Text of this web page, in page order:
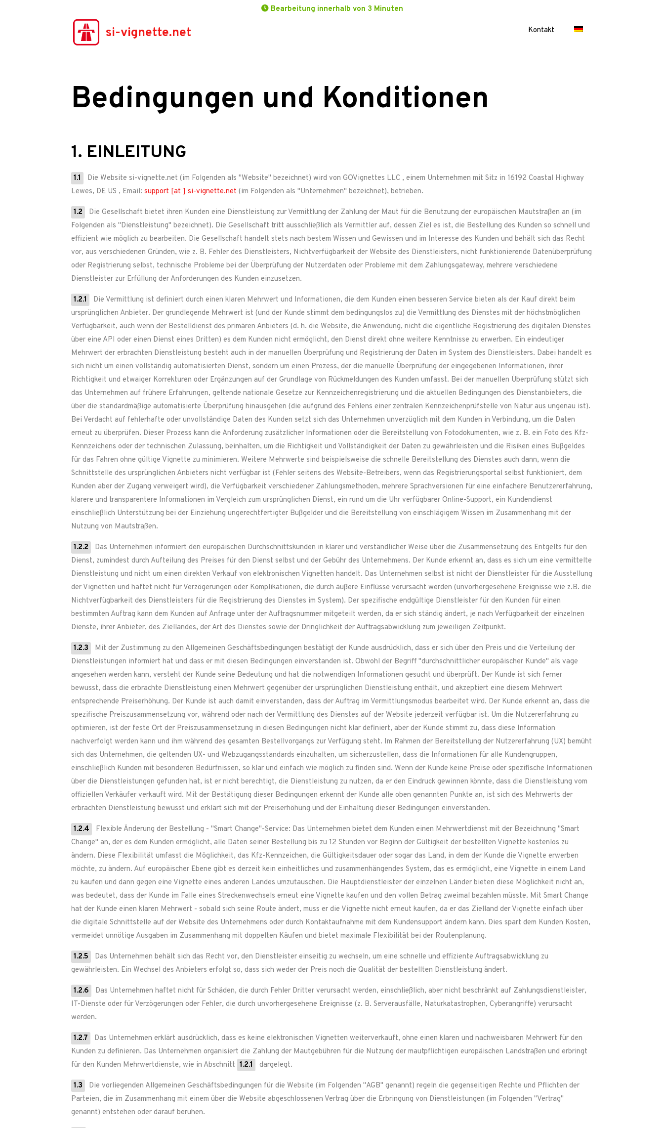
Bearbeitung innerhalb von 3 Minuten
si-vignette.net Kontakt
Bedingungen und Konditionen
1. EINLEITUNG
1.1 Die Website si-vignette.net (im Folgenden als "Website" bezeichnet) wird von GOVignettes LLC , einem Unternehmen mit Sitz in 16192 Coastal Highway
Lewes, DE US , Email: support [at ] si-vignette.net (im Folgenden als "Unternehmen" bezeichnet), betrieben.
1.2
Die Gesellschaft bietet ihren Kunden eine Dienstleistung zur Vermittlung der Zahlung der Maut für die Benutzung der europäischen Mautstraßen an (im
Folgenden als "Dienstleistung" bezeichnet). Die Gesellschaft tritt ausschließlich als Vermittler auf, dessen Ziel es ist, die Bestellung des Kunden so schnell und
effizient wie möglich zu bearbeiten. Die Gesellschaft handelt stets nach bestem Wissen und Gewissen und im Interesse des Kunden und behält sich das Recht
vor, aus verschiedenen Gründen, wie z. B. Fehler des Dienstleisters, Nichtverfügbarkeit der Website des Dienstleisters, nicht funktionierende Datenüberprüfung
oder Registrierung selbst, technische Probleme bei der Überprüfung der Nutzerdaten oder Probleme mit dem Zahlungsgateway, mehrere verschiedene
Dienstleister zur Erfüllung der Anforderungen des Kunden einzusetzen.
1.2.1
Die Vermittlung ist definiert durch einen klaren Mehrwert und Informationen, die dem Kunden einen besseren Service bieten als der Kauf direkt beim
ursprünglichen Anbieter. Der grundlegende Mehrwert ist (und der Kunde stimmt dem bedingungslos zu) die Vermittlung des Dienstes mit der höchstmöglichen
Verfügbarkeit, auch wenn der Bestelldienst des primären Anbieters (d. h. die Website, die Anwendung, nicht die eigentliche Registrierung des digitalen Dienstes
über eine API oder einen Dienst eines Dritten) es dem Kunden nicht ermöglicht, den Dienst direkt ohne weitere Kenntnisse zu erwerben. Ein eindeutiger
Mehrwert der erbrachten Dienstleistung besteht auch in der manuellen Überprüfung und Registrierung der Daten im System des Dienstleisters. Dabei handelt es
sich nicht um einen vollständig automatisierten Dienst, sondern um einen Prozess, der die manuelle Überprüfung der eingegebenen Informationen, ihrer
Richtigkeit und etwaiger Korrekturen oder Ergänzungen auf der Grundlage von Rückmeldungen des Kunden umfasst. Bei der manuellen Überprüfung stützt sich
das Unternehmen auf frühere Erfahrungen, geltende nationale Gesetze zur Kennzeichenregistrierung und die aktuellen Bedingungen des Dienstanbieters, die
über die standardmäßige automatisierte Überprüfung hinausgehen (die aufgrund des Fehlens einer zentralen Kennzeichenprüfstelle von Natur aus ungenau ist).
Bei Verdacht auf fehlerhafte oder unvollständige Daten des Kunden setzt sich das Unternehmen unverzüglich mit dem Kunden in Verbindung, um die Daten
erneut zu überprüfen. Dieser Prozess kann die Anforderung zusätzlicher Informationen oder die Bereitstellung von Fotodokumenten, wie z. B. ein Foto des Kfz-
Kennzeichens oder der technischen Zulassung, beinhalten, um die Richtigkeit und Vollständigkeit der Daten zu gewährleisten und die Risiken eines Bußgeldes
für das Fahren ohne gültige Vignette zu minimieren. Weitere Mehrwerte sind beispielsweise die schnelle Bereitstellung des Dienstes auch dann, wenn die
Schnittstelle des ursprünglichen Anbieters nicht verfügbar ist (Fehler seitens des Website-Betreibers, wenn das Registrierungsportal selbst funktioniert, dem
Kunden aber der Zugang verweigert wird), die Verfügbarkeit verschiedener Zahlungsmethoden, mehrere Sprachversionen für eine einfachere Benutzererfahrung,
klarere und transparentere Informationen im Vergleich zum ursprünglichen Dienst, ein rund um die Uhr verfügbarer Online-Support, ein Kundendienst
einschließlich Unterstützung bei der Einziehung ungerechtfertigter Bußgelder und die Bereitstellung von einschlägigem Wissen im Zusammenhang mit der
Nutzung von Mautstraßen.
1.2.2
Das Unternehmen informiert den europäischen Durchschnittskunden in klarer und verständlicher Weise über die Zusammensetzung des Entgelts für den
Dienst, zumindest durch Aufteilung des Preises für den Dienst selbst und der Gebühr des Unternehmens. Der Kunde erkennt an, dass es sich um eine vermittelte
Dienstleistung und nicht um einen direkten Verkauf von elektronischen Vignetten handelt. Das Unternehmen selbst ist nicht der Dienstleister für die Ausstellung
der Vignetten und haftet nicht für Verzögerungen oder Komplikationen, die durch äußere Einflüsse verursacht werden (unvorhergesehene Ereignisse wie z.B. die
Nichtverfügbarkeit des Dienstleisters für die Registrierung des Dienstes im System). Der spezifische endgültige Dienstleister für den Kunden für einen
bestimmten Auftrag kann dem Kunden auf Anfrage unter der Auftragsnummer mitgeteilt werden, da er sich ständig ändert, je nach Verfügbarkeit der einzelnen
Dienste, ihrer Anbieter, des Ziellandes, der Art des Dienstes sowie der Dringlichkeit der Auftragsabwicklung zum jeweiligen Zeitpunkt.
1.2.3
Mit der Zustimmung zu den Allgemeinen Geschäftsbedingungen bestätigt der Kunde ausdrücklich, dass er sich über den Preis und die Verteilung der
Dienstleistungen informiert hat und dass er mit diesen Bedingungen einverstanden ist. Obwohl der Begriff "durchschnittlicher europäischer Kunde" als vage
angesehen werden kann, versteht der Kunde seine Bedeutung und hat die notwendigen Informationen gesucht und überprüft. Der Kunde ist sich ferner
bewusst, dass die erbrachte Dienstleistung einen Mehrwert gegenüber der ursprünglichen Dienstleistung enthält, und akzeptiert eine diesem Mehrwert
entsprechende Preiserhöhung. Der Kunde ist auch damit einverstanden, dass der Auftrag im Vermittlungsmodus bearbeitet wird. Der Kunde erkennt an, dass die
spezifische Preiszusammensetzung vor, während oder nach der Vermittlung des Dienstes auf der Website jederzeit verfügbar ist. Um die Nutzererfahrung zu
optimieren, ist der feste Ort der Preiszusammensetzung in diesen Bedingungen nicht klar definiert, aber der Kunde stimmt zu, dass diese Information
nachverfolgt werden kann und ihm während des gesamten Bestellvorgangs zur Verfügung steht. Im Rahmen der Bereitstellung der Nutzererfahrung (UX) bemüht
sich das Unternehmen, die geltenden UX- und Webzugangsstandards einzuhalten, um sicherzustellen, dass die Informationen für alle Kundengruppen,
einschließlich Kunden mit besonderen Bedürfnissen, so klar und einfach wie möglich zu finden sind. Wenn der Kunde keine Preise oder spezifische Informationen
über die Dienstleistungen gefunden hat, ist er nicht berechtigt, die Dienstleistung zu nutzen, da er den Eindruck gewinnen könnte, dass die Dienstleistung vom
offiziellen Verkäufer verkauft wird. Mit der Bestätigung dieser Bedingungen erkennt der Kunde alle oben genannten Punkte an, ist sich des Mehrwerts der
erbrachten Dienstleistung bewusst und erklärt sich mit der Preiserhöhung und der Einhaltung dieser Bedingungen einverstanden.
1.2.4
Flexible Änderung der Bestellung - "Smart Change"-Service: Das Unternehmen bietet dem Kunden einen Mehrwertdienst mit der Bezeichnung "Smart
Change" an, der es dem Kunden ermöglicht, alle Daten seiner Bestellung bis zu 12 Stunden vor Beginn der Gültigkeit der bestellten Vignette kostenlos zu
ändern. Diese Flexibilität umfasst die Möglichkeit, das Kfz-Kennzeichen, die Gültigkeitsdauer oder sogar das Land, in dem der Kunde die Vignette erwerben
möchte, zu ändern. Auf europäischer Ebene gibt es derzeit kein einheitliches und zusammenhängendes System, das es ermöglicht, eine Vignette in einem Land
zu kaufen und dann gegen eine Vignette eines anderen Landes umzutauschen. Die Hauptdienstleister der einzelnen Länder bieten diese Möglichkeit nicht an,
was bedeutet, dass der Kunde im Falle eines Streckenwechsels erneut eine Vignette kaufen und den vollen Betrag zweimal bezahlen müsste. Mit Smart Change
hat der Kunde einen klaren Mehrwert - sobald sich seine Route ändert, muss er die Vignette nicht erneut kaufen, da er das Zielland der Vignette einfach über
die digitale Schnittstelle auf der Website des Unternehmens oder durch Kontaktaufnahme mit dem Kundensupport ändern kann. Dies spart dem Kunden Kosten,
vermeidet unnötige Ausgaben im Zusammenhang mit doppelten Käufen und bietet maximale Flexibilität bei der Routenplanung.
1.2.5
Das Unternehmen behält sich das Recht vor, den Dienstleister einseitig zu wechseln, um eine schnelle und effiziente Auftragsabwicklung zu
gewährleisten. Ein Wechsel des Anbieters erfolgt so, dass sich weder der Preis noch die Qualität der bestellten Dienstleistung ändert.
1.2.6
Das Unternehmen haftet nicht für Schäden, die durch Fehler Dritter verursacht werden, einschließlich, aber nicht beschränkt auf Zahlungsdienstleister,
IT-Dienste oder für Verzögerungen oder Fehler, die durch unvorhergesehene Ereignisse (z. B. Serverausfälle, Naturkatastrophen, Cyberangriffe) verursacht
werden.
1.2.7
Das Unternehmen erklärt ausdrücklich, dass es keine elektronischen Vignetten weiterverkauft, ohne einen klaren und nachweisbaren Mehrwert für den
Kunden zu definieren. Das Unternehmen organisiert die Zahlung der Mautgebühren für die Nutzung der mautpflichtigen europäischen Landstraßen und erbringt
für den Kunden Mehrwertdienste, wie in Abschnitt 1.2.1 dargelegt.
1.3
Die vorliegenden Allgemeinen Geschäftsbedingungen für die Website (im Folgenden "AGB" genannt) regeln die gegenseitigen Rechte und Pflichten der
Parteien, die im Zusammenhang mit einem über die Website abgeschlossenen Vertrag über die Erbringung von Dienstleistungen (im Folgenden "Vertrag"
genannt) entstehen oder darauf beruhen.